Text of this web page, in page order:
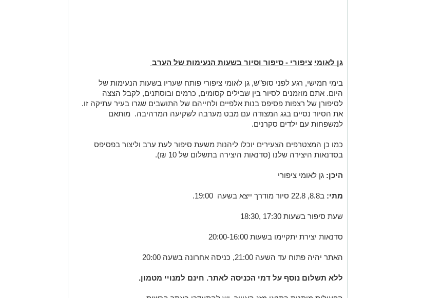
גן לאומי ציפורי - סיפור וסיור בשעות הנעימות של הערב
בימי חמישי, רגע לפני סופ"ש, גן לאומי ציפורי פותח שעריו בשעות הנעימות של
היום. אתם מוזמנים לסיור בין שבילים קסומים, כרמים ובוסתנים, לקבל הצצה
לסיפורן של רצפות פסיפס בנות אלפיים ולחייהם של התושבים שגרו בעיר עתיקה זו.
את הסיור נסיים בגג המצודה עם מבט מערבה לשקיעה המרהיבה. מותאם
למשפחות עם ילדים סקרנים.
כמו כן המצטרפים הצעירים יוכלו ליהנות משעת סיפור לעת ערב וליצור בפסיפס
בסדנאות היצירה שלנו (סדנאות היצירה בתשלום של 10 ₪).
היכן: גן לאומי ציפורי
מתי: ב8.8, 22.8 סיור מודרך ייצא בשעה 19:00.
שעת סיפור בשעות 17:30 ,18:30
סדנאות יצירת יתקיימו בשעות 20:00-16:00
האתר יהיה פתוח עד השעה 21:00, כניסה אחרונה בשעה 20:00
ללא תשלום נוסף על דמי הכניסה לאתר. חינם למנויי מטמון.